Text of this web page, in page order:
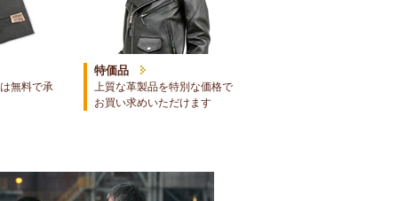
無料で承
特価品
上質な革製品を特別な価格で
お買い求めいただけます